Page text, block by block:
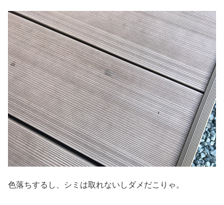
色落ちするし、シミは取れないしダメだこりゃ。